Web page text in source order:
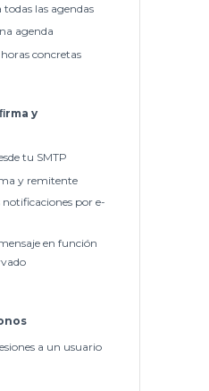
las agendas
agenda
concretas
y
tu SMTP
y remitente
por e-
en función
a un usuario